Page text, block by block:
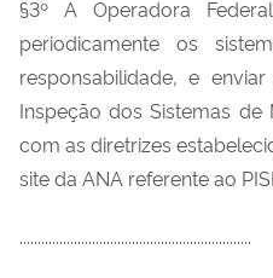
§3º A Operadora
periodicamente os
responsabilidade, e
Inspeção dos Sistemas
com as diretrizes
site da ANA referente ao
................................................................